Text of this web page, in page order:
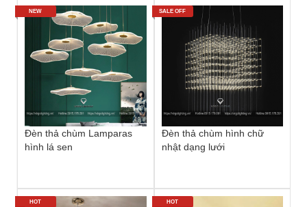
Đèn thả chùm Lamparas
hình lá sen
NEW
Đèn thả chùm hình chữ
nhật dạng lưới
SALE OFF
HOT HOT